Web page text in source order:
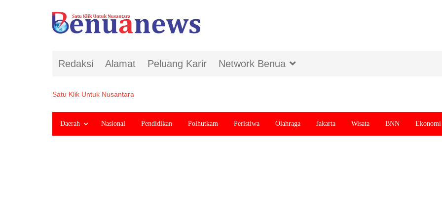
Redaksi Alamat Peluang Karir Network Benua
Satu Klik Untuk Nusantara
Daerah Nasional Pendidikan Polhutkam Peristiwa Olahraga Jakarta Wisata BNN Ekonomi